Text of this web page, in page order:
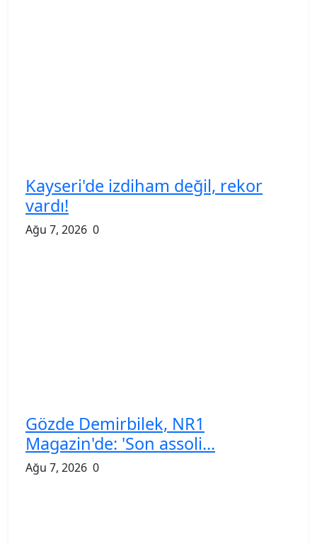
Kayseri'de izdiham değil, rekor
vardı!
Ağu 7, 2026 0
Gözde Demirbilek, NR1
Magazin'de: 'Son assoli...
Ağu 7, 2026 0